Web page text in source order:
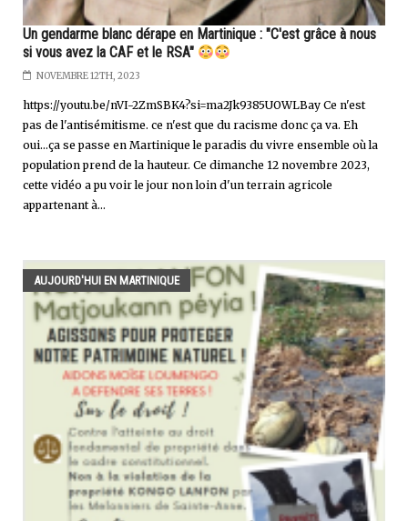
Un gendarme blanc dérape en Martinique : "C'est grâce à nous
si vous avez la CAF et le RSA"
NOVEMBRE 12TH, 2023
https://youtu.be/nVI-2ZmSBK4?si=ma2Jk9385UOWLBay Ce n'est
pas de l'antisémitisme. ce n'est que du racisme donc ça va. Eh
oui...ça se passe en Martinique le paradis du vivre ensemble où la
population prend de la hauteur. Ce dimanche 12 novembre 2023,
cette vidéo a pu voir le jour non loin d'un terrain agricole
appartenant à...
AUJOURD'HUI EN MARTINIQUE